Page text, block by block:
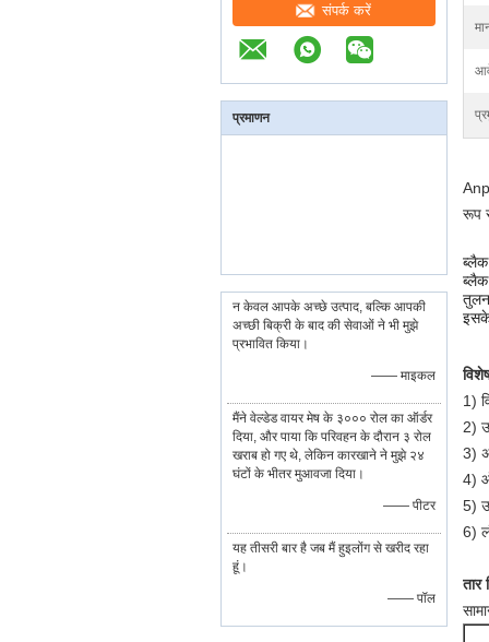
संपर्क करें
प्रमाणन
न केवल आपके अच्छे उत्पाद, बल्कि आपकी
अच्छी बिक्री के बाद की सेवाओं ने भी मुझे
प्रभावित किया।
—— माइकल
मैंने वेल्डेड वायर मेष के ३००० रोल का ऑर्डर
दिया, और पाया कि परिवहन के दौरान ३ रोल
खराब हो गए थे, लेकिन कारखाने ने मुझे २४
घंटों के भीतर मुआवजा दिया।
—— पीटर
यह तीसरी बार है जब मैं हुइलोंग से खरीद रहा
हूं।
—— पॉल
रूप
ब्लैक
ब्लैक
1)
2)
3)
4)
5)
6)
तार